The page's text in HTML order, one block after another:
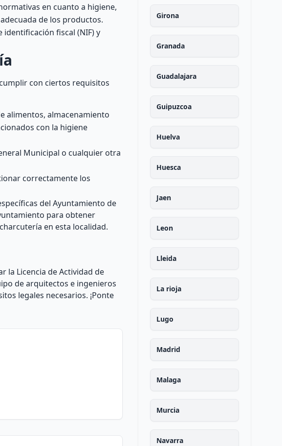
en cuanto a higiene,
de los productos.
fiscal (NIF) y
con ciertos requisitos
alimentos, almacenamiento
con la higiene
Municipal o cualquier otra
correctamente los
del Ayuntamiento de
para obtener
en esta localidad.
la Licencia de Actividad de
de arquitectos e ingenieros
legales necesarios. ¡Ponte
Girona
Granada
Guadalajara
Guipuzcoa
Huelva
Huesca
Jaen
Leon
Lleida
La rioja
Lugo
Madrid
Malaga
Murcia
Navarra